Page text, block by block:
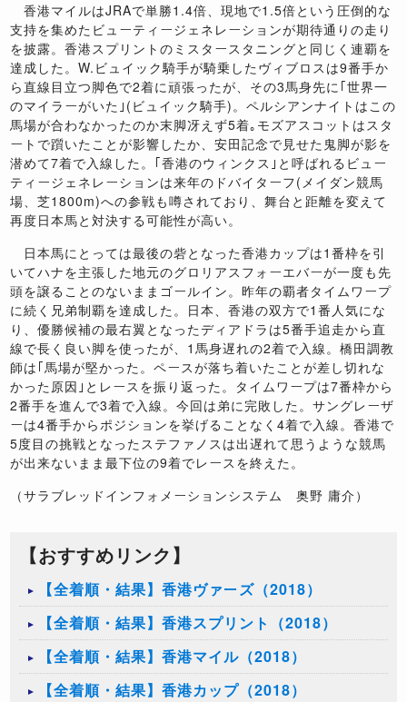
香港マイルはJRAで単勝1.4倍、現地で1.5倍という圧倒的な
支持を集めたビューティージェネレーションが期待通りの走り
を披露。香港スプリントのミスタースタニングと同じく連覇を
達成した。W. ビュイック騎手が騎乗したヴィブロスは9番手か
ら直線目立つ脚色で2着に頑張ったが、その3馬身先に｢世界一
のマイラーがいた｣ ( ビュイック騎手)。ペルシアンナイトはこの
馬場が合わなかったのか末脚冴えず5着｡モズアスコットはスタ
ートで躓いたことが影響したか、安田記念で見せた鬼脚が影を
潜めて7着で入線した。｢香港のウィンクス｣と呼ばれるビュー
ティージェネレーションは来年のドバイターフ( メイダン競馬
場、芝1800m)への参戦も噂されており、舞台と距離を変えて
再度日本馬と対決する可能性が高い。
日本馬にとっては最後の砦となった香港カップは1番枠を引
いてハナを主張した地元のグロリアスフォーエバーが一度も先
頭を譲ることのないままゴールイン。昨年の覇者タイムワープ
に続く兄弟制覇を達成した。日本、香港の双方で1番人気にな
り、優勝候補の最右翼となったディアドラは5番手追走から直
線で長く良い脚を使ったが、 1馬身遅れの2着で入線。橋田調教
師は｢馬場が堅かった。ペースが落ち着いたことが差し切れな
かった原因｣とレースを振り返った。タイムワープは7番枠から
2番手を進んで3着で入線。今回は弟に完敗した。サングレーザ
ーは4番手からポジションを挙げることなく4着で入線。香港で
5度目の挑戦となったステファノスは出遅れて思うような競馬
が出来ないまま最下位の9着でレースを終えた。
（サラブレッドインフォメーションシステム 奥野 庸介）
【おすすめリンク】
【全着順・結果】香港ヴァーズ（2018）
【全着順・結果】香港スプリント（2018）
【全着順・結果】香港マイル（2018）
【全着順・結果】香港カップ（2018）